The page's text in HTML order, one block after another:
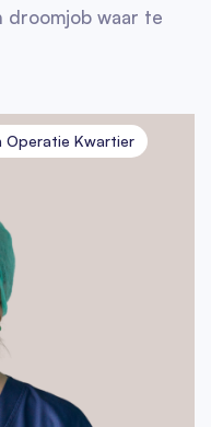
droomjob waar te
Operatie Kwartier